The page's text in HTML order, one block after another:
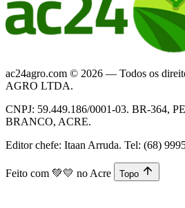
ac24agro.com © 2026 — Todos os
AGRO LTDA.
CNPJ: 59.449.186/0001-03. BR-364,
BRANCO, ACRE.
Editor chefe: Itaan Arruda. Tel: (68)
Feito com 💚💛 no Acre Topo